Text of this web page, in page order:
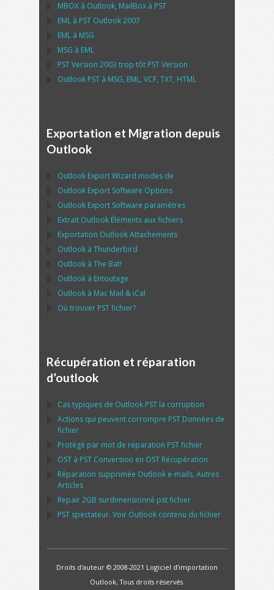
MBOX à Outlook, MailBox à PST
EML à PST Outlook2007
EML à MSG
MSG à EML
PSTVersion 2003 trop tôt PSTVersion
Outlook PST à MSG, EML, VCF, TXT, HTML
Exportation et Migration depuis
Outlook
Outlook Export Wizard modes de
Outlook Export Software Options
Outlook Export Software paramètres
Extrait Outlook Éléments aux fichiers
Exportation OutlookAttachements
Outlook à Thunderbird
Outlook à The Bat!
Outlook à Entoutage
Outlook à Mac Mail & iCal
Où trouver PSTfichier?
Récupération et réparation
d’outlook
Cas typiques de Outlook PST la corruption
Actions qui peuvent corrompre PST Données de
fichier
Protégé par mot de réparation PSTfichier
OST à PST Conversion en OST Récupération
Réparation supprimée Outlook e-mails, Autres
Articles
Repair2GB surdimensionné pstfichier
PST spectateur. Voir Outlook contenu du fichier
Droits d'auteur © 2008-2021 Logiciel d’importation
Outlook, Tous droits réservés.